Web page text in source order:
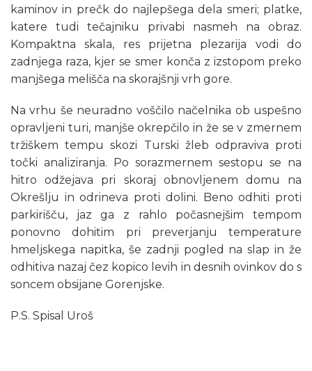
kaminov in prečk do najlepšega dela smeri; platke,
katere tudi tečajniku privabi nasmeh na obraz.
Kompaktna skala, res prijetna plezarija vodi do
zadnjega raza, kjer se smer konča z izstopom preko
manjšega melišča na skorajšnji vrh gore.
Na vrhu še neuradno voščilo načelnika ob uspešno
opravljeni turi, manjše okrepčilo in že se v zmernem
tržiškem tempu skozi Turski žleb odpraviva proti
točki analiziranja. Po sorazmernem sestopu se na
hitro odžejava pri skoraj obnovljenem domu na
Okrešlju in odrineva proti dolini. Beno odhiti proti
parkirišču, jaz ga z rahlo počasnejšim tempom
ponovno dohitim pri preverjanju temperature
hmeljskega napitka, še zadnji pogled na slap in že
odhitiva nazaj čez kopico levih in desnih ovinkov do s
soncem obsijane Gorenjske.
P.S. Spisal Uroš